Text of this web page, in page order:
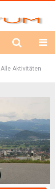
Alle Aktivitäten